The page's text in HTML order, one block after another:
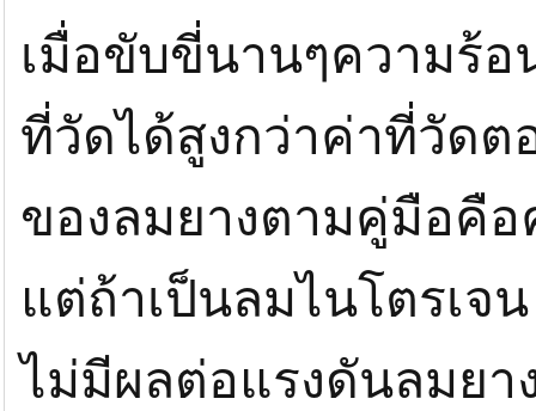
เมื่อขับขี่นานๆความร้อ
ที่วัดได้สูงกว่าค่าที่วัดต
ของลมยางตามคู่มือคื
แต่ถ้าเป็นลมไนโตรเจ
ไม่มีผลต่อแรงดันลมยา